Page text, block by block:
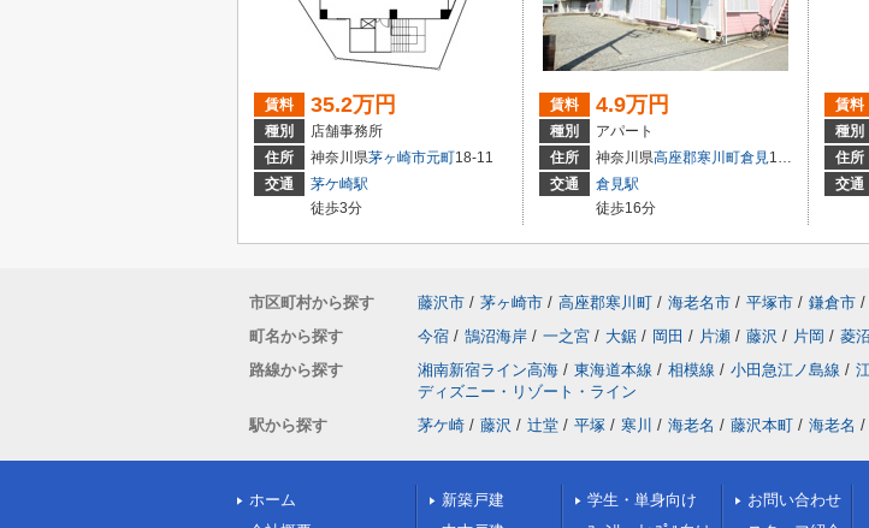
賃料 35.2万円
種別
店舗事務所
住所
神奈川県茅ヶ崎市元町18-11
交通
茅ケ崎駅
徒歩3分
賃料 4.9万円
種別
アパート
住所
神奈川県高座郡寒川町倉見 1939-1
交通
倉見駅
徒歩16分
賃料
種別
住所
交通
市区町村から探す 藤沢市 / 茅ヶ崎市 / 高座郡寒川町 / 海老名市 / 平塚市 / 鎌倉市 /
町名から探す
今宿 / 鵠沼海岸 / 一之宮 / 大鋸 / 岡田 / 片瀬 / 藤沢 / 片岡 / 菱沼
路線から探す
湘南新宿ライン高海 / 東海道本線 / 相模線 / 小田急江ノ島線 /
ディズニー・リゾート・ライン
駅から探す
茅ケ崎 / 藤沢 / 辻堂 / 平塚 / 寒川 / 海老名 / 藤沢本町 / 海老名 /
ホーム
新築戸建
学生・単身向け
お問い合わせ